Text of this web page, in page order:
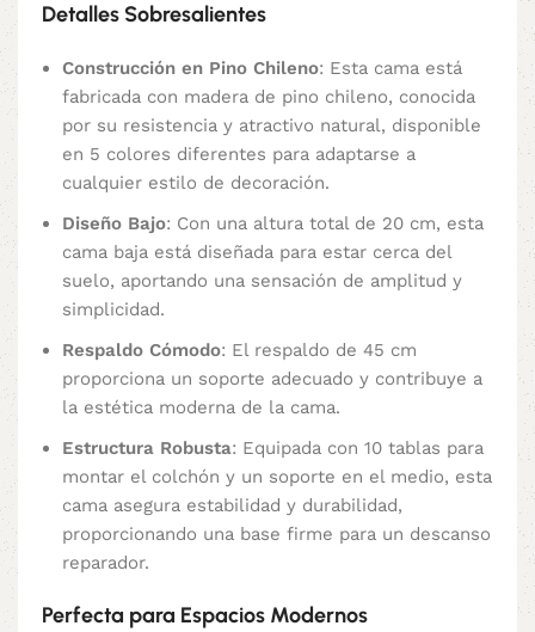
Detalles Sobresalientes
Construcción en Pino Chileno: Esta cama está
fabricada con madera de pino chileno, conocida
por su resistencia y atractivo natural, disponible
en 5 colores diferentes para adaptarse a
cualquier estilo de decoración.
Diseño Bajo: Con una altura total de 20 cm, esta
cama baja está diseñada para estar cerca del
suelo, aportando una sensación de amplitud y
simplicidad.
Respaldo Cómodo: El respaldo de 45 cm
proporciona un soporte adecuado y contribuye a
la estética moderna de la cama.
Estructura Robusta: Equipada con 10 tablas para
montar el colchón y un soporte en el medio, esta
cama asegura estabilidad y durabilidad,
proporcionando una base firme para un descanso
reparador.
Perfecta para Espacios Modernos